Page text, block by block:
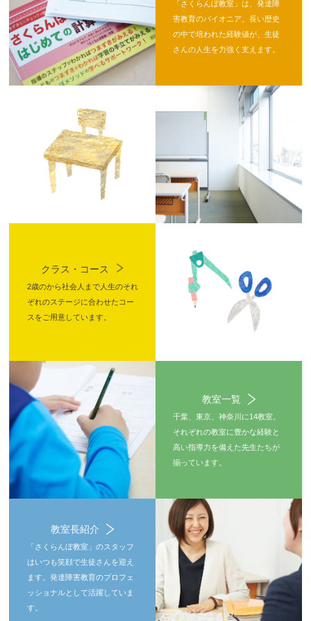
「さくらんぼ教室」は、発達障
害教育のパイオニア。長い歴史
の中で培われた経験値が、生徒
さんの人生を力強く支えます。
クラス・コース
2歳のから社会人まで人生のそれ
ぞれのステージに合わせたコー
スをご用意しています。
教室一覧
千葉、東京、神奈川に14教室。
それぞれの教室に豊かな経験と
高い指導力を備えた先生たちが
揃っています。
教室長紹介
「さくらんぼ教室」のスタッフ
はいつも笑顔で生徒さんを迎え
ます。発達障害教育のプロフェ
ッショナルとして活躍していま
す。